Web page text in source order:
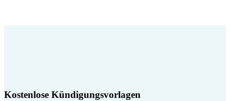
Kostenlose Kündigungsvorlagen